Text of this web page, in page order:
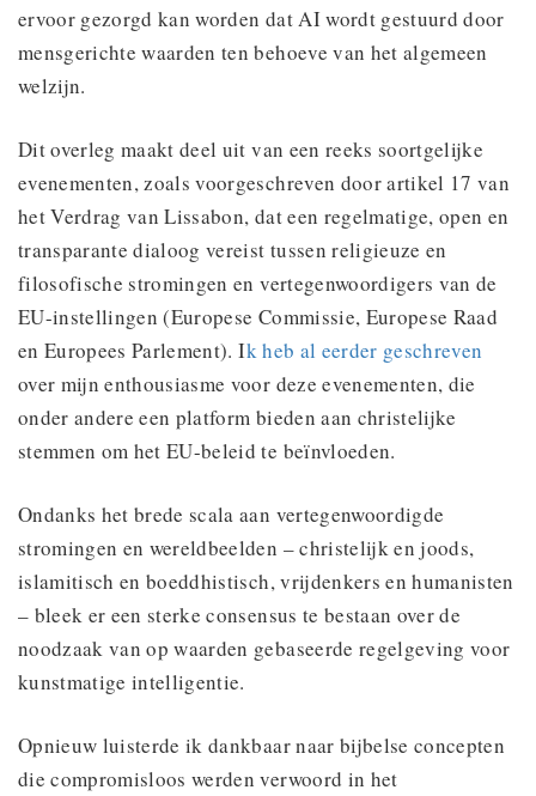
ervoor gezorgd kan worden dat AI wordt gestuurd door
mensgerichte waarden ten behoeve van het algemeen
welzijn.
Dit overleg maakt deel uit van een reeks soortgelijke
evenementen, zoals voorgeschreven door artikel 17 van
het Verdrag van Lissabon, dat een regelmatige, open en
transparante dialoog vereist tussen religieuze en
filosofische stromingen en vertegenwoordigers van de
EU-instellingen (Europese Commissie, Europese Raad
en Europees Parlement). Ik heb al eerder geschreven
over mijn enthousiasme voor deze evenementen, die
onder andere een platform bieden aan christelijke
stemmen om het EU-beleid te beïnvloeden.
Ondanks het brede scala aan vertegenwoordigde
stromingen en wereldbeelden – christelijk en joods,
islamitisch en boeddhistisch, vrijdenkers en humanisten
– bleek er een sterke consensus te bestaan over de
noodzaak van op waarden gebaseerde regelgeving voor
kunstmatige intelligentie.
Opnieuw luisterde ik dankbaar naar bijbelse concepten
die compromisloos werden verwoord in het